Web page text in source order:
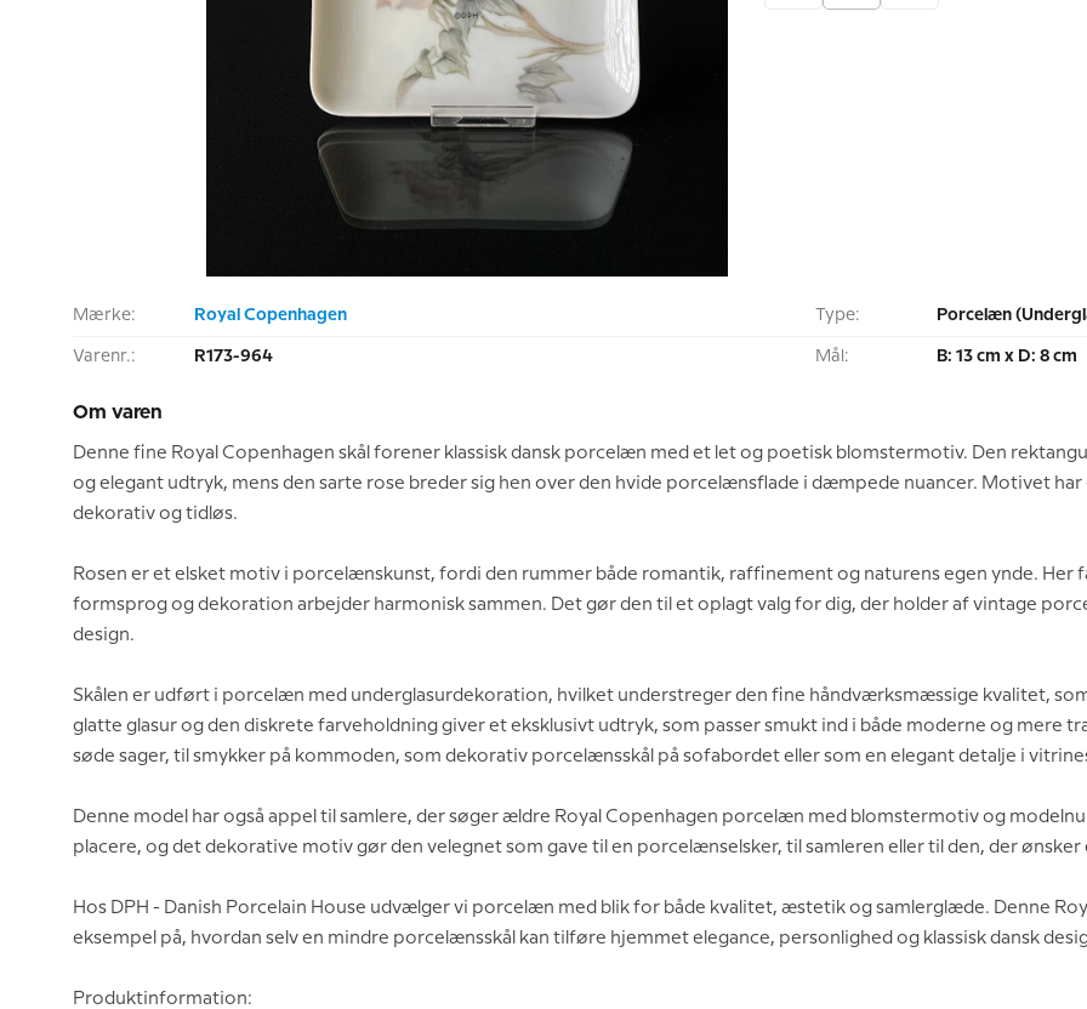
Mærke: Royal Copenhagen
Varenr.: R173-964
Type: Porcelæn
Mål: B: 13 cm x D: 8 cm
Om varen
Denne fine Royal Copenhagen skål forener klassisk dansk porcelæn med et let og poetisk blomstermotiv. Den
og elegant udtryk, mens den sarte rose breder sig hen over den hvide porcelænsflade i dæmpede nuancer. Motivet
dekorativ og tidløs.
Rosen er et elsket motiv i porcelænskunst, fordi den rummer både romantik, raffinement og naturens egen ynde. Her
formsprog og dekoration arbejder harmonisk sammen. Det gør den til et oplagt valg for dig, der holder af vintage
design.
Skålen er udført i porcelæn med underglasurdekoration, hvilket understreger den fine håndværksmæssige kvalitet,
glatte glasur og den diskrete farveholdning giver et eksklusivt udtryk, som passer smukt ind i både moderne og mere
søde sager, til smykker på kommoden, som dekorativ porcelænsskål på sofabordet eller som en elegant detalje i
Denne model har også appel til samlere, der søger ældre Royal Copenhagen porcelæn med blomstermotiv og
placere, og det dekorative motiv gør den velegnet som gave til en porcelænselsker, til samleren eller til den, der
Hos DPH - Danish Porcelain House udvælger vi porcelæn med blik for både kvalitet, æstetik og samlerglæde. Denne
eksempel på, hvordan selv en mindre porcelænsskål kan tilføre hjemmet elegance, personlighed og klassisk dansk
Produktinformation: